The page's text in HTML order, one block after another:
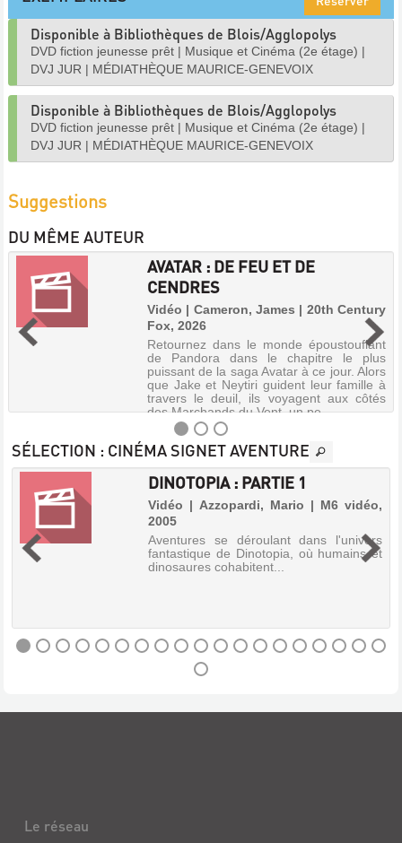
Disponible à Bibliothèques de Blois/Agglopolys
DVD fiction jeunesse prêt | Musique et Cinéma (2e étage) |
DVJ JUR | MÉDIATHÈQUE MAURICE-GENEVOIX
Disponible à Bibliothèques de Blois/Agglopolys
DVD fiction jeunesse prêt | Musique et Cinéma (2e étage) |
DVJ JUR | MÉDIATHÈQUE MAURICE-GENEVOIX
Suggestions
DU MÊME AUTEUR
AVATAR : DE FEU ET DE
CENDRES
Vidéo | Cameron, James | 20th Century
Fox, 2026
Retournez dans le monde époustouflant
de Pandora dans le chapitre le plus
puissant de la saga Avatar à ce jour. Alors
que Jake et Neytiri guident leur famille à
travers le deuil, ils voyagent aux côtés
des Marchands du Vent, un pe...
AVATAR
DE
FEU
Vidéo
|
20th
monde
SÉLECTION : CINÉMA SIGNET AVENTURE
DINOTOPIA : PARTIE 1
Vidéo | Azzopardi, Mario | M6 vidéo,
2005
Aventures se déroulant dans l'univers
fantastique de Dinotopia, où humains et
dinosaures cohabitent...
|Le réseau